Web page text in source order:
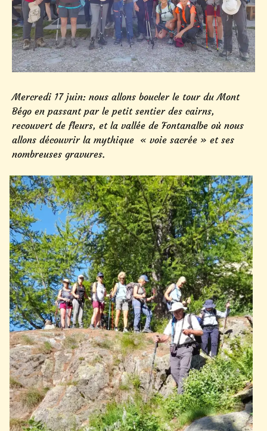
Mercredi 17 juin: nous allons boucler le tour du Mont
Bégo en passant par le petit sentier des cairns,
recouvert de fleurs, et la vallée de Fontanalbe où nous
allons découvrir la mythique « voie sacrée » et ses
nombreuses gravures.